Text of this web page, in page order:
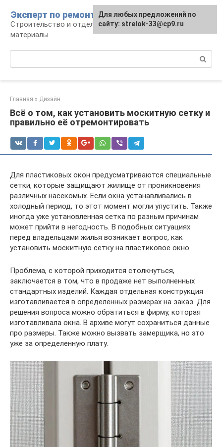
контенту
Эксперт по ремонту
Строительство и отделка: работы и
материалы
Главная » Дизайн
Всё о том, как установить москитную сетку и
правильно её отремонтировать
Для пластиковых окон предусматриваются специальные
сетки, которые защищают жилище от проникновения
различных насекомых. Если окна устанавливались в
холодный период, то этот момент могли упустить. Также
иногда уже установленная сетка по разным причинам
может прийти в негодность. В подобных ситуациях
перед владельцами жилья возникает вопрос, как
установить москитную сетку на пластиковое окно.
Проблема, с которой приходится столкнуться,
заключается в том, что в продаже нет выполненных
стандартных изделий. Каждая отдельная конструкция
изготавливается в определенных размерах на заказ. Для
решения вопроса можно обратиться в фирму, которая
изготавливала окна. В архиве могут сохраниться данные
про размеры. Также можно вызвать замерщика, но это
уже за определенную плату.
Для любых предложений по
сайту: strelok-33@cp9.ru
Для любых предложений по
сайту: strelok-33@cp9.ru